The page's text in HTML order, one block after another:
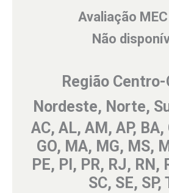
Avaliação
Não
Região
Nordeste, Norte,
AC, AL, AM, AP, BA,
GO, MA, MG, MS,
PE, PI, PR, RJ, RN,
SC, SE, SP,